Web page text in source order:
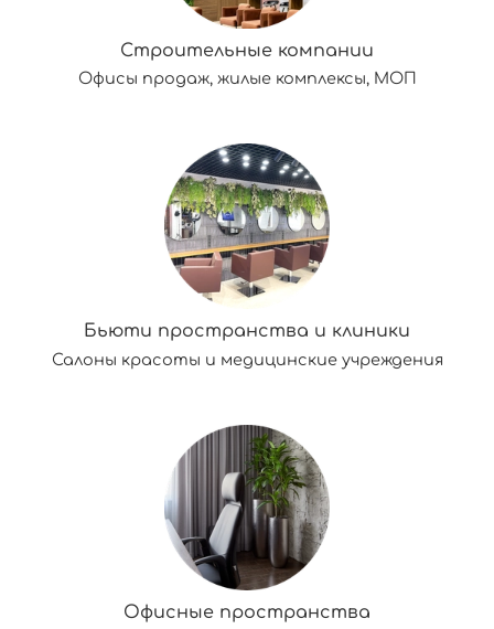
Строительные компании
Офисы продаж, жилые комплексы, МОП
Бьюти пространства и клиники
Салоны красоты и медицинские учреждения
Офисные пространства